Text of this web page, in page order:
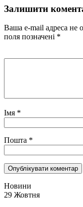
Залишити
Ваша e-mail адреса не
поля позначені *
Імя *
Пошта *
Новини
29 Жовтня